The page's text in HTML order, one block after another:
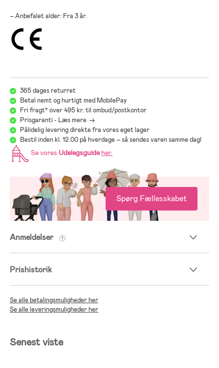
– Anbefalet alder: Fra 3 år.
365 dages returret
Betal nemt og hurtigt med MobilePay
Fri fragt* over 495 kr. til ombud/postkontor
Prisgaranti - Læs mere ->
Pålidelig levering direkte fra vores eget lager
Bestil inden kl. 12.00 på hverdage – så sendes varen samme dag!
Se vores Udelegsguide her.
Spørg Fællesskabet
Anmeldelser
Prishistorik
Se alle betalingsmuligheder her
Se alle leveringsmuligheder her
Senest viste